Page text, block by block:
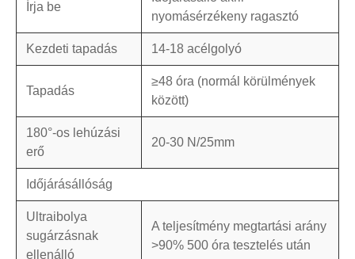
Írja be
nyomásérzékeny ragasztó
Kezdeti tapadás 14-18 acélgolyó
Tapadás
≥48 óra (normál körülmények
között)
180°-os lehúzási
erő
20-30 N/25mm
Időjárásállóság
Ultraibolya
sugárzásnak
ellenálló
A teljesítmény megtartási arány
>90% 500 óra tesztelés után